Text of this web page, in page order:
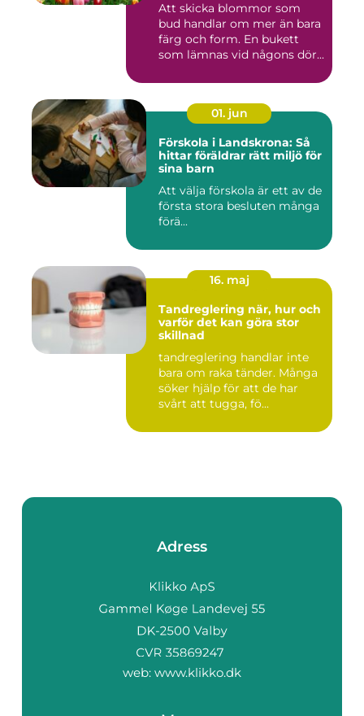
Att skicka blommor som
bud handlar om mer än bara
färg och form. En bukett
som lämnas vid någons dör...
01. jun
Förskola i Landskrona: Så
hittar föräldrar rätt miljö för
sina barn
Att välja förskola är ett av de
första stora besluten många
förä...
16. maj
Tandreglering när, hur och
varför det kan göra stor
skillnad
tandreglering handlar inte
bara om raka tänder. Många
söker hjälp för att de har
svårt att tugga, fö...
Adress
web: www.klikko.dk